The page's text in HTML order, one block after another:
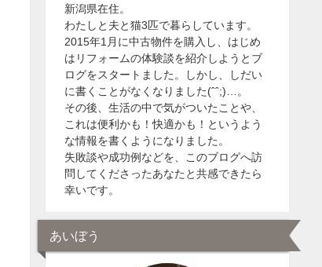
新潟県在住。
わたしと夫と猫3匹で暮らしています。
2015年1月に中古物件を購入し、はじめ
はリフォームの体験談を紹介しようとブ
ログをスタートました。しかし、しだい
に書くことがなくなりました(ˆˆ;)…。
その後、生活の中で気がついたことや、
これは便利かも！快適かも！というよう
な情報を書くようになりました。
失敗談や成功例などを、このブログへ訪
問してくださったあなたと共感できたら
幸いです。
あいぼう